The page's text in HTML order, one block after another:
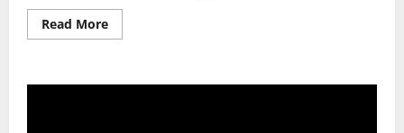
Read MoreRead
more
Tahun